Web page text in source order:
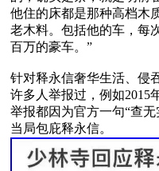
他住的床都是那种高档木
老木料。包括他的车，每
百万的豪车。”
针对释永信奢华生活、侵
许多人举报过，例如2015
举报都因为官方一句“查